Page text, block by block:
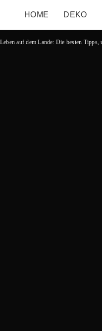
HOME DEKO
auf dem Lande: Die besten